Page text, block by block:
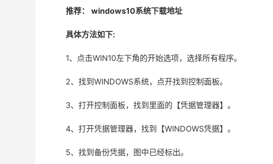
推荐： windows10系统下载地址
具体方法如下:
1、点击WIN10左下角的开始选项，选择所有程序。
2、找到WINDOWS系统，点开找到控制面板。
3、打开控制面板，找到里面的【凭据管理器】。
4、打开凭据管理器，找到【WINDOWS凭据】。
5、找到备份凭据，图中已经标出。